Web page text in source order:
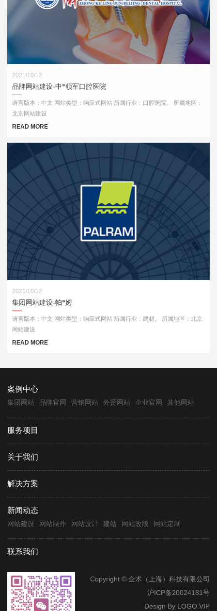
2021/10/12
品牌网站建设-中*领军口腔医院
语言版本：中文 网站类型：响应式网站 所属行业：口腔医院。 所属地区：
北京网站建设
READ MORE
2021/10/12
集团网站建设-帕*姆
语言版本：中文 网站类型：响应式网站 所属行业：建材。 所属地区：北京
网站建设
READ MORE
案例中心
集团网站 品牌官网 营销网站 外贸网站 企业官网 其他网站
服务项目
关于我们
解决方案
新闻动态
网站建设 网站制作 网站设计 建站 网站改版 网站定制
联系我们
Copyright © 企术（上海）科技有限公司
沪ICP备20024181号
Design By LOGO.VIP